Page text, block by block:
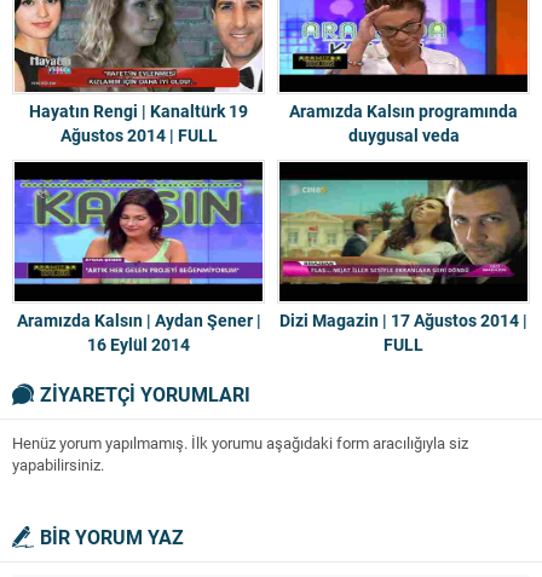
Hayatın Rengi | Kanaltürk 19
Ağustos 2014 | FULL
Aramızda Kalsın programında
duygusal veda
Aramızda Kalsın | Aydan Şener |
16 Eylül 2014
Dizi Magazin | 17 Ağustos 2014 |
FULL
ZİYARETÇİ YORUMLARI
Henüz yorum yapılmamış. İlk yorumu aşağıdaki form aracılığıyla siz
yapabilirsiniz.
BİR YORUM YAZ